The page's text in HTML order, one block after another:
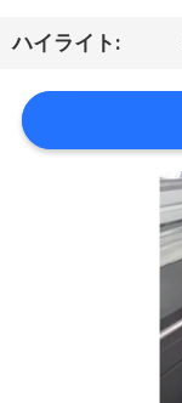
社
案
内
ハイライト: